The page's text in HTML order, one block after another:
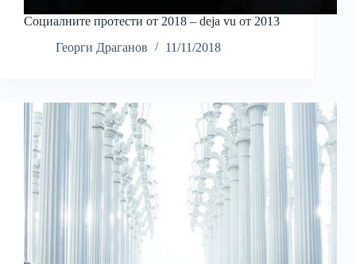
Социалните протести от 2018 – deja vu от 2013
Георги Драганов
11/11/2018